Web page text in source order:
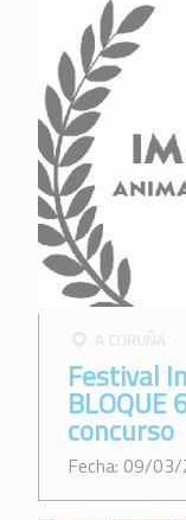
A CORUÑA
Festival
BLOQUE
concurso
Fecha: 09/